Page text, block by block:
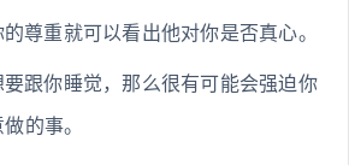
尊重就可以看出他对你是否真心。
跟你睡觉，那么很有可能会强迫你
的事。